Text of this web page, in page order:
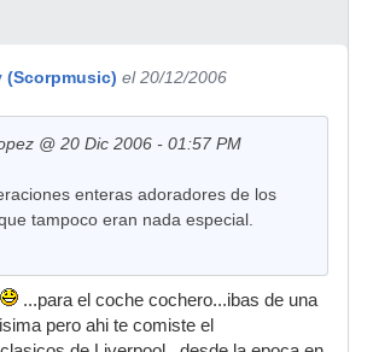
(Scorpmusic) el 20/12/2006
@ 20 Dic 2006 - 01:57 PM
enteras adoradores de los
tampoco eran nada especial.
...para el coche cochero...ibas de una
pero ahi te comiste el